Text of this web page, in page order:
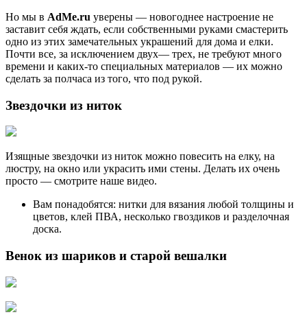
Но мы в AdMe.ru уверены — новогоднее настроение не
заставит себя ждать, если собственными руками смастерить
одно из этих замечательных украшений для дома и елки.
Почти все, за исключением двух— трех, не требуют много
времени и каких-то специальных материалов — их можно
сделать за полчаса из того, что под рукой.
Звездочки из ниток
Изящные звездочки из ниток можно повесить на елку, на
люстру, на окно или украсить ими стены. Делать их очень
просто — смотрите наше видео.
Вам понадобятся: нитки для вязания любой толщины и
цветов, клей ПВА, несколько гвоздиков и разделочная
доска.
Венок из шариков и старой вешалки